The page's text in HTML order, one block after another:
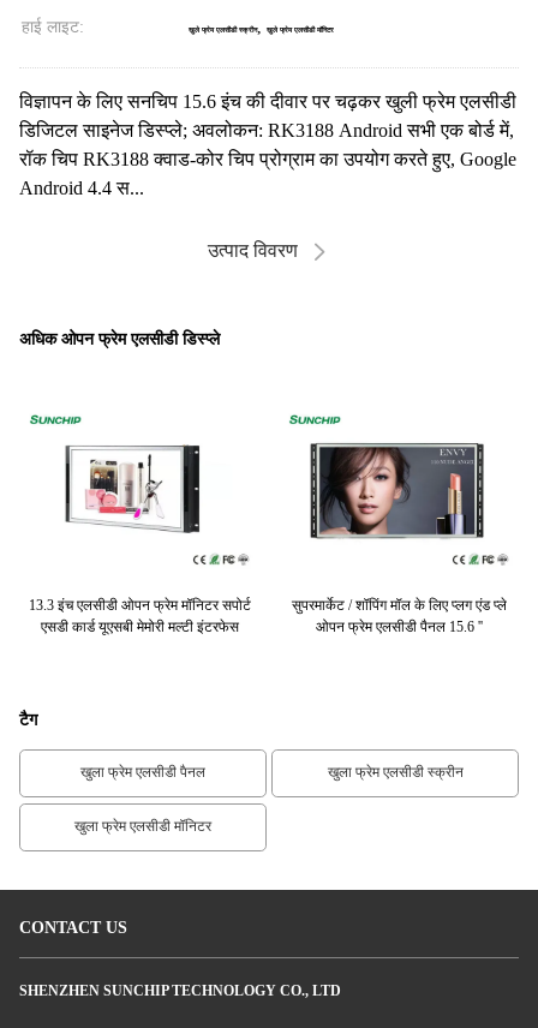
हाई लाइट: खुले फ्रेम एलसीडी स्क्रीन, खुले फ्रेम एलसीडी मॉनिटर
विज्ञापन के लिए सनचिप 15.6 इंच की दीवार पर चढ़कर खुली फ्रेम एलसीडी
डिजिटल साइनेज डिस्प्ले; अवलोकन: RK3188 Android सभी एक बोर्ड में,
रॉक चिप RK3188 क्वाड-कोर चिप प्रोग्राम का उपयोग करते हुए, Google
Android 4.4 स...
उत्पाद विवरण
अधिक ओपन फ्रेम एलसीडी डिस्प्ले
13.3 इंच एलसीडी ओपन फ्रेम मॉनिटर सपोर्ट
एसडी कार्ड यूएसबी मेमोरी मल्टी इंटरफेस
सुपरमार्केट / शॉपिंग मॉल के लिए प्लग एंड प्ले
ओपन फ्रेम एलसीडी पैनल 15.6 ''
टैग
खुला फ्रेम एलसीडी पैनल खुला फ्रेम एलसीडी स्क्रीन
खुला फ्रेम एलसीडी मॉनिटर
CONTACT US
SHENZHEN SUNCHIP TECHNOLOGY CO., LTD